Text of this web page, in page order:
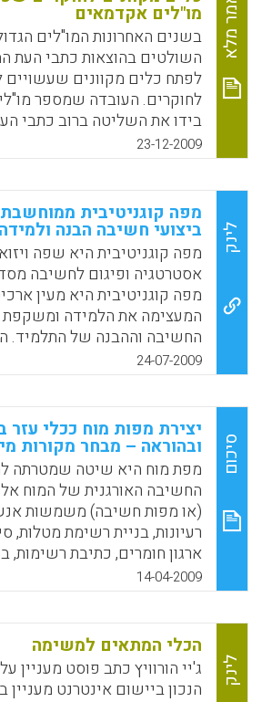
חיפוש בודדת אחת האתר יסדר
מאתרי אינטרנט רבים כגון:
בכלל. עיקר החיפוש נעשה
באנגלית בשלב זה .
WhatsApp
Facebook
Email
X
מאמר מלא מו"לים אקדמאים
בשנים האחרונות המו"לים
השולטים בהוצאות כתבי העת
לפתח כלים מקוונים שעשויים
לחוקרים. העובדה שמספר
בידו את השליטה ברוב כתבי
(רבבות כותרים) בדרך כלל
במקרה של הכלים שיוצגו
שמשמעותה ריכוז עצום של
הם המעניקים לכלים אלו, בין
הרב. כל הכלים מתאפיינים
וכדאי לבדוק ולהתרשם מהם.
ו/או ההשתתפות בכל הכלים
(פני ברסימנטוב)
WhatsApp
Facebook
Email
X
23-12-2009
לינק
מפה קוגניטיבית
ביצועי חשיבה הבנה ולמידה
מפה קוגניטיבית היא שפה
אסטרטגיה ופיגום לחשיבה
מפה קוגניטיבית היא מעין
המעצימה את הלמידה ומשקפת
החשיבה וההבנה של התלמיד.
הקוגניטיבית משמשת
המסייעת להבין את אופן
קוגניציה) ובעיקר המחשה איך
מתחברים יחד. המפה
מיומנויות חשיבה כגון: השוואה
עד התוצאה, זיהוי סיבתיות,
ושלמים, סיווג ומיון,
המועילה והחשובה מציינת ליזי
תוכנות באינטרנט שיכולות
והרכבת המפה הקוגניטיבית(
WhatsApp
Facebook
Email
X
24-07-2009
סיכום
יצירת מפות מוח ככלי עזר
ובהוראה – מבחר מקורות
מפת מוח היא שיטה שמטרתה
החשיבה האורגנית של המוח אל
(או מפות חשיבה) משמשות
רעיונות, בניית רשימת מטלות,
ארגון חומרים, כתיבת רשימות,
כתבות או סרטים. יצירת מפת
עוצמה לעשות את כל הדברים
מההרגל המגונה שיש לנו
ליניארית העובדת בניגוד לדרך
עובד. המשמעות של מפת מוח
לכתוב סעיפים כאשר אנחנו
14-04-2009
לינק
הכלי המתאים למשימה
ג'יי הורוויץ כתב פוסט מעניין